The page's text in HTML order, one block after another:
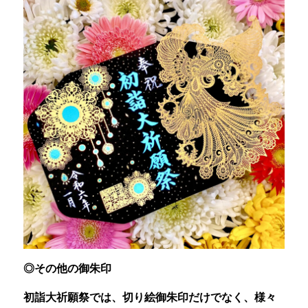
◎その他の御朱印
初詣大祈願祭では、切り絵御朱印だけでなく、様々